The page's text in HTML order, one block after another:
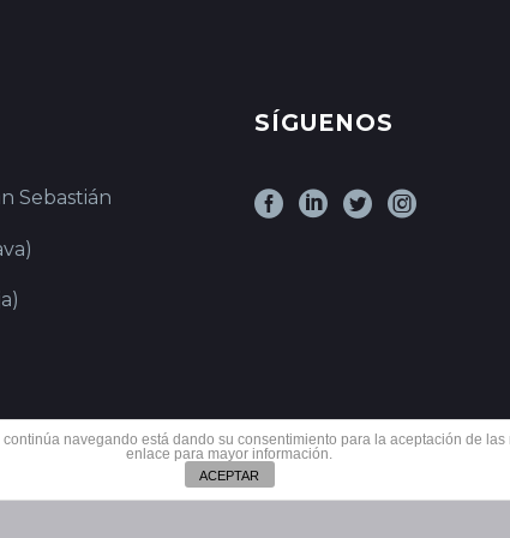
Sebastián
SÍGUENOS
navegando está dando su consentimiento para la aceptación de
enlace para mayor información.
ACEPTAR